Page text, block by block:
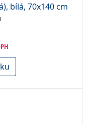
bílá, 70x140 cm